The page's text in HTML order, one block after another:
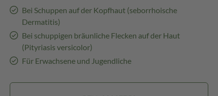
Bei Schuppen auf der Kopfhaut (seborrhoische
Dermatitis)
Bei schuppigen bräunliche Flecken auf der Haut
(Pityriasis versicolor)
Für Erwachsene und Jugendliche